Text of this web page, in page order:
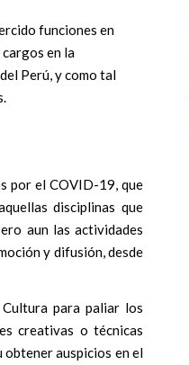
funciones en
en la
Perú, y como tal
por el COVID-19, que
disciplinas que
aun las actividades
y difusión, desde
Cultura para paliar los
creativas o técnicas
auspicios en el